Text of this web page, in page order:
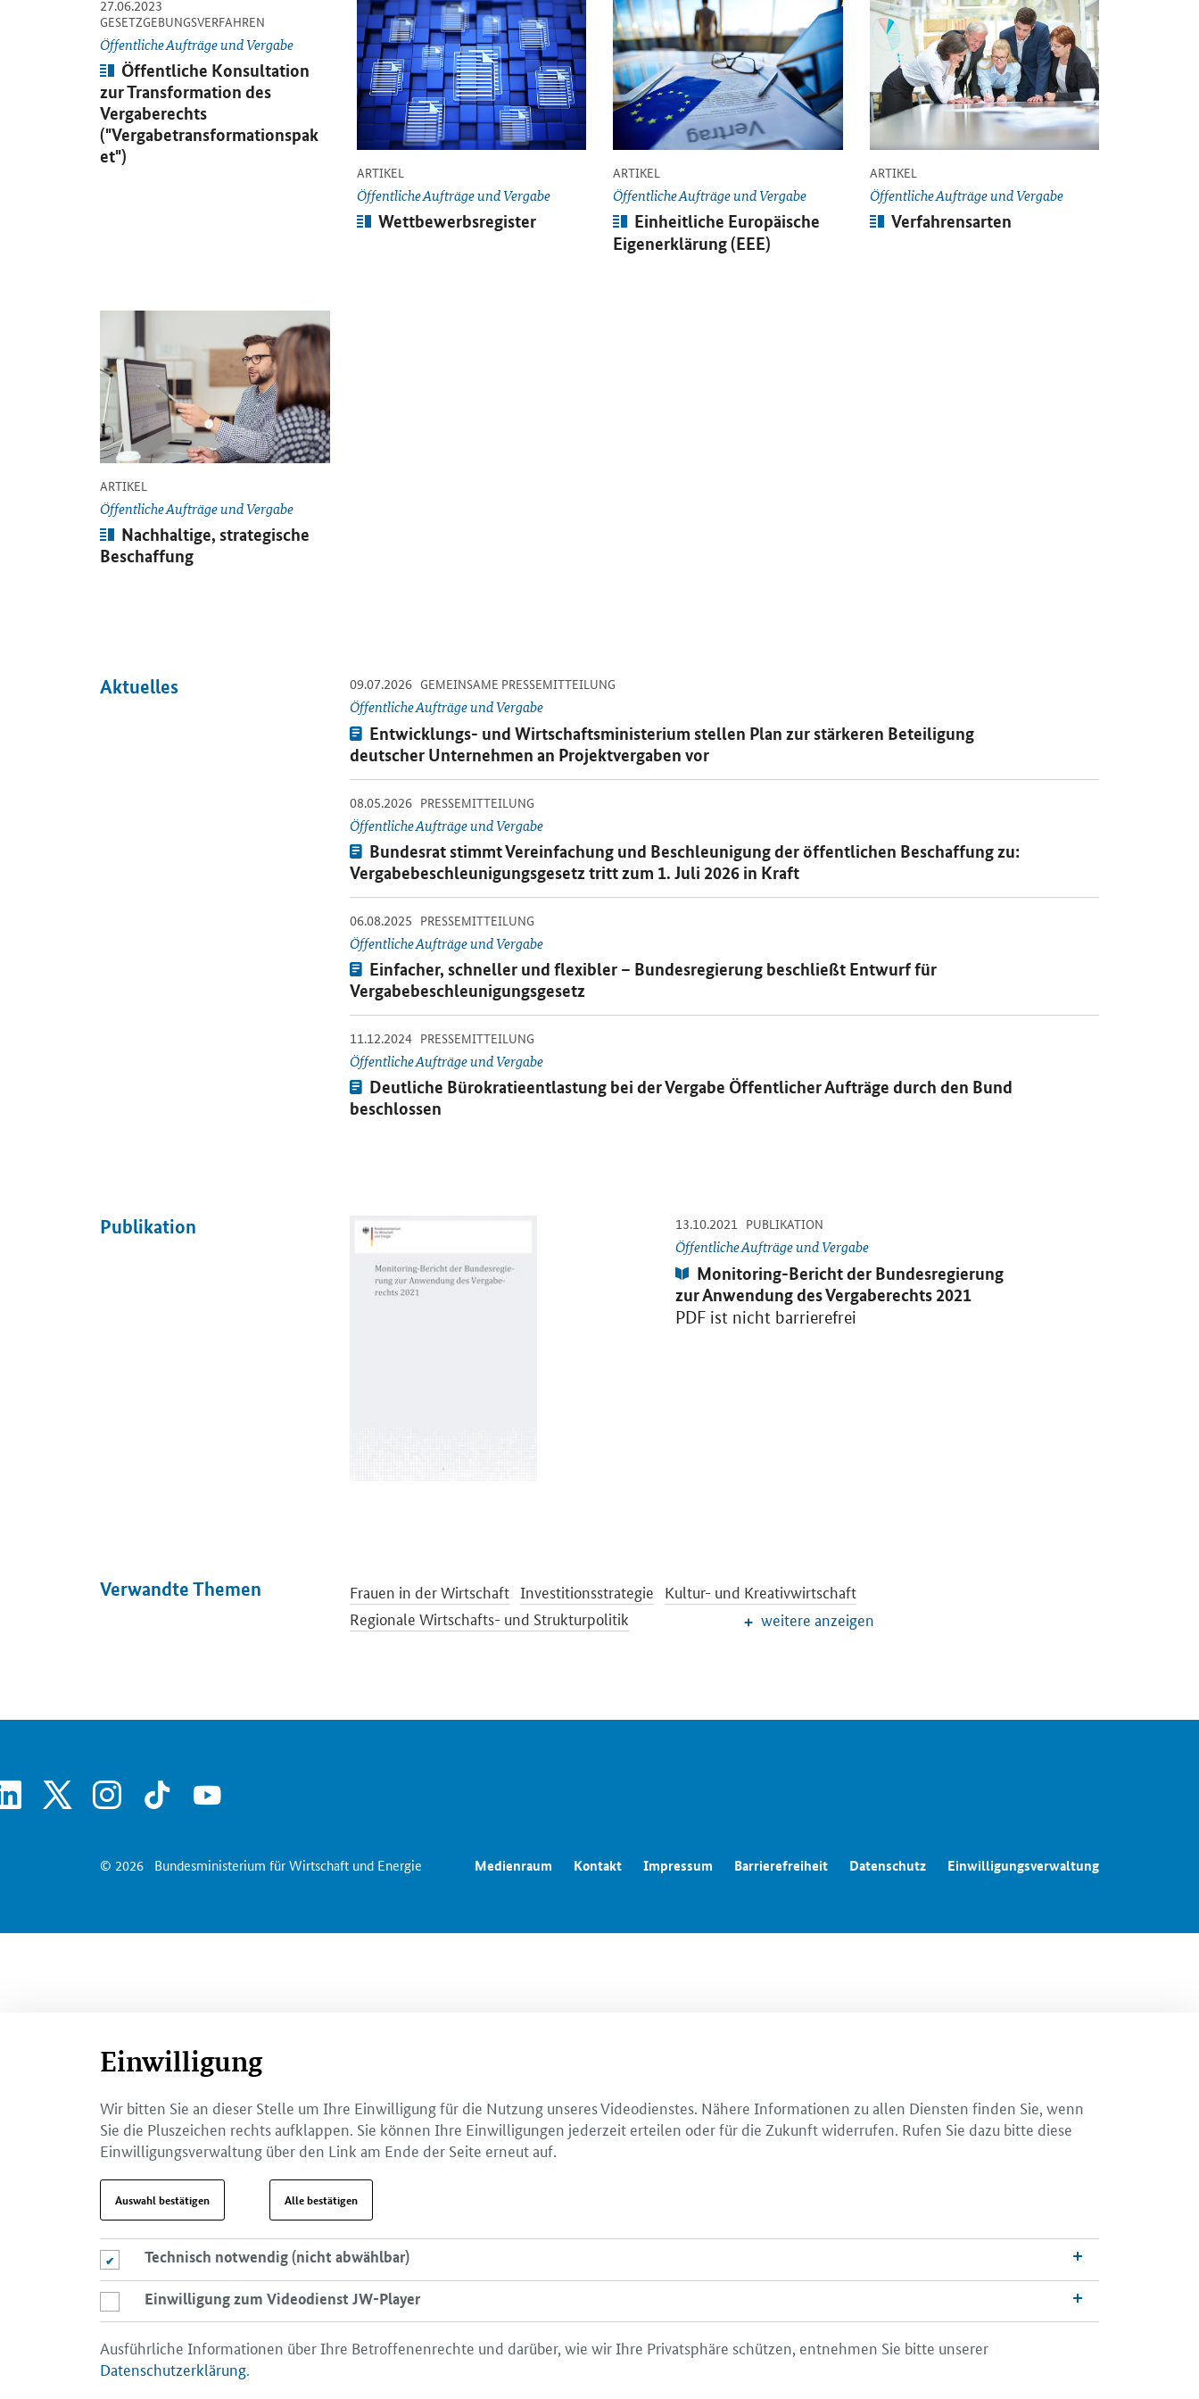
27.06.2023
GESETZGEBUNGSVERFAHREN
Öffentliche Aufträge und Vergabe
Artikel:
Öffentliche Konsultation
zur Transformation des
Vergaberechts
("Vergabetransformationspak
et")
Öffnet Einzelsicht
ARTIKEL
Öffentliche Aufträge und Vergabe
Artikel:
Wettbewerbsregister
Öffnet Einzelsicht
ARTIKEL
Öffentliche Aufträge und Vergabe
Artikel:
Einheitliche Europäische
Eigenerklärung (EEE)
Öffnet Einzelsicht
ARTIKEL
Öffentliche Aufträge und Vergabe
Artikel:
Verfahrensarten
Öffnet Einzelsicht
ARTIKEL
Öffentliche Aufträge und Vergabe
Artikel:
Nachhaltige, strategische
Beschaffung
Aktuelles 09.07.2026 -
GEMEINSAME PRESSEMITTEILUNG
Öffentliche Aufträge und Vergabe
Pressemitteilung:
Entwicklungs- und Wirtschaftsministerium stellen Plan zur stärkeren Beteiligung
deutscher Unternehmen an Projektvergaben vor
Öffnet Einzelsicht
08.05.2026 -PRESSEMITTEILUNG
Öffentliche Aufträge und Vergabe
Pressemitteilung:
Bundesrat stimmt Vereinfachung und Beschleunigung der öffentlichen Beschaffung zu:
Vergabebeschleunigungsgesetz tritt zum 1. Juli 2026 in Kraft
Öffnet Einzelsicht
06.08.2025 -PRESSEMITTEILUNG
Öffentliche Aufträge und Vergabe
Pressemitteilung:
Einfacher, schneller und flexibler – Bundesregierung beschließt Entwurf für
Vergabebeschleunigungsgesetz
Öffnet Einzelsicht
11.12.2024 -PRESSEMITTEILUNG
Öffentliche Aufträge und Vergabe
Pressemitteilung:
Deutliche Bürokratieentlastung bei der Vergabe Öffentlicher Aufträge durch den Bund
beschlossen
Öffnet Einzelsicht
Publikation 13.10.2021 -PUBLIKATION
Öffentliche Aufträge und Vergabe
Publikation:
Monitoring-Bericht der Bundesregierung
zur Anwendung des Vergaberechts 2021
PDF ist nicht barrierefrei
Öffnet PDF "Monitoring-Bericht der Bundesregierung zur Anwendung des Vergaberechts 2021" in neuem Fenster.
Verwandte Themen Frauen in der Wirtschaft Investitionsstrategie Kultur- und Kreativwirtschaft
Regionale Wirtschafts- und Strukturpolitik
weitere anzeigen
SrOnlyServicemenü
linkedin instagram tiktok youtube
© 2026 Bundesministerium für Wirtschaft und Energie Medienraum Kontakt Impressum Barrierefreiheit Datenschutz Einwilligungsverwaltung
Einwilligung
Wir bitten Sie an dieser Stelle um Ihre Einwilligung für die Nutzung unseres Videodienstes. Nähere Informationen zu allen Diensten finden Sie, wenn
Sie die Pluszeichen rechts aufklappen. Sie können Ihre Einwilligungen jederzeit erteilen oder für die Zukunft widerrufen. Rufen Sie dazu bitte diese
Einwilligungsverwaltung über den Link am Ende der Seite erneut auf.
Auswahl bestätigen Alle bestätigen
Technisch notwendig (nicht abwählbar)
Technisch notwendig (nicht abwählbar)
Einwilligung zum Videodienst JW-Player
Einwilligung zum Videodienst JW-Player
Ausführliche Informationen über Ihre Betroffenenrechte und darüber, wie wir Ihre Privatsphäre schützen, entnehmen Sie bitte unserer
Datenschutzerklärung.